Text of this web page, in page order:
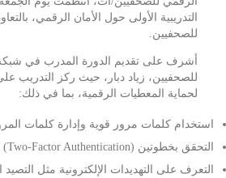
التدريبية الأولى حول الأمان الرقمي،
للصحفيين.
أشرف على تقديم الدورة المدرب في شبكة
للصحفيين، زياد دبار، حيث ركز التدريب
لحماية المعطيات الرقمية، بما في ذلك:
استخدام كلمات مرور قوية وإدارة كلمات
التحقق بخطوتين (Two-Factor Authentication) لحماية الحسابات.
التعرف على التهديدات الإلكترونية مثل التصيد